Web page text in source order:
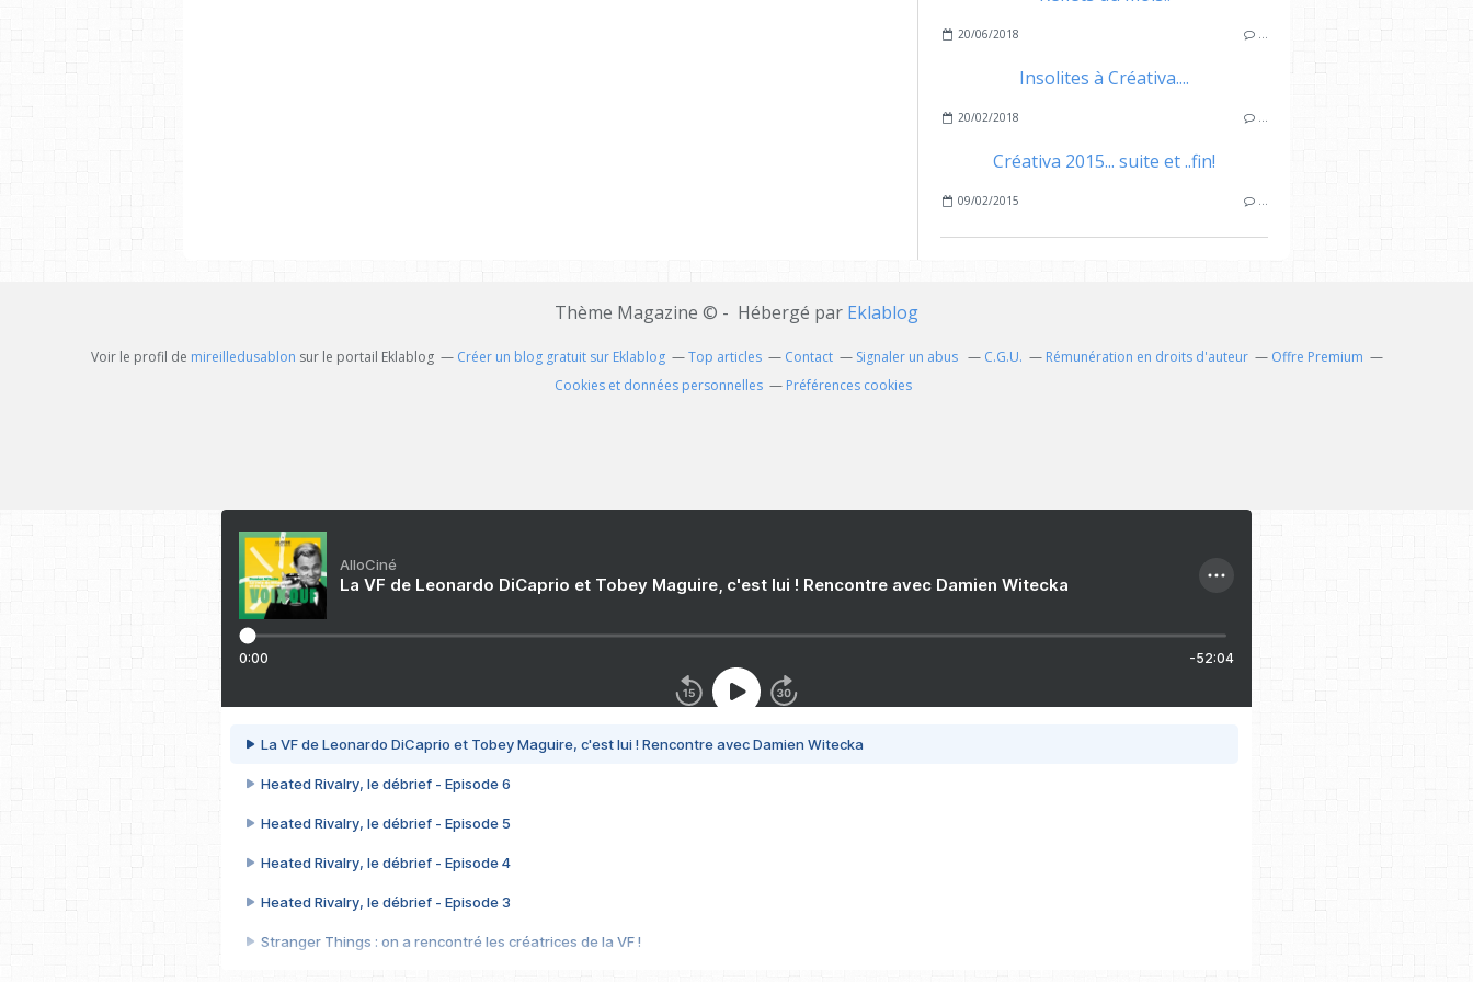
20/06/2018 …
Insolites à Créativa....
20/02/2018 …
Créativa 2015... suite et ..fin!
09/02/2015 …
Thème Magazine © - Hébergé par Eklablog
Voir le profil de mireilledusablon sur le portail Eklablog Créer un blog gratuit sur Eklablog Top articles Contact Signaler un abus C.G.U. Rémunération en droits d'auteur
Offre Premium
Cookies et données personnelles
Préférences cookies
AlloCiné
La VF de Leonardo DiCaprio et Tobey Maguire, c'est lui ! Rencontre avec Damien Witecka
0:00 -52:04
La VF de Leonardo DiCaprio et Tobey Maguire, c'est lui ! Rencontre avec Damien Witecka
Heated Rivalry, le débrief - Episode 6
Heated Rivalry, le débrief - Episode 5
Heated Rivalry, le débrief - Episode 4
Heated Rivalry, le débrief - Episode 3
Stranger Things : on a rencontré les créatrices de la VF !